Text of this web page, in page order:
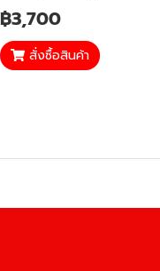
฿3,700
สั่งซื้อสินค้า